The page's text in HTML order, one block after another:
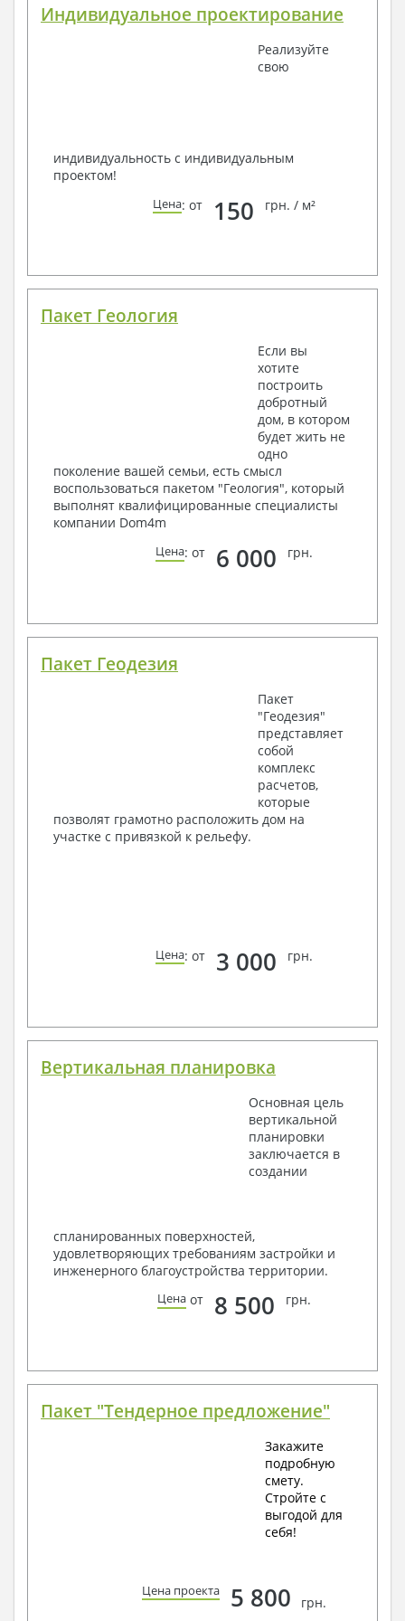
способом связи: закажите обратный звонок, по
Индивидуальное проектирование
Реализуйте
свою
индивидуальность с индивидуальным
проектом!
Цена: от 150 грн. / м²
Пакет Геология
Если вы
хотите
построить
добротный
дом, в котором
будет жить не
одно
поколение вашей семьи, есть смысл
воспользоваться пакетом "Геология", который
выполнят квалифицированные специалисты
компании Dom4m
Цена: от 6 000 грн.
Пакет Геодезия
Пакет
"Геодезия"
представляет
собой
комплекс
расчетов,
которые
позволят грамотно расположить дом на
участке с привязкой к рельефу.
Цена: от 3 000 грн.
Вертикальная планировка
Основная цель
вертикальной
планировки
заключается в
создании
спланированных поверхностей,
удовлетворяющих требованиям застройки и
инженерного благоустройства территории.
Цена от 8 500 грн.
Пакет "Тендерное предложение"
Закажите
подробную
смету.
Стройте с
выгодой для
себя!
Цена проекта 5 800 грн.